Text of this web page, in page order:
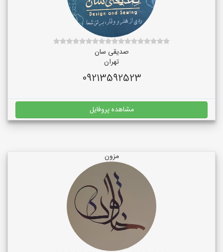
صدیقی سان
تهران
09213592523
مشاهده پروفایل
مزون